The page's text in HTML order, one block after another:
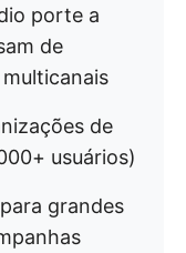
porte a
de
de
usuários)
grandes